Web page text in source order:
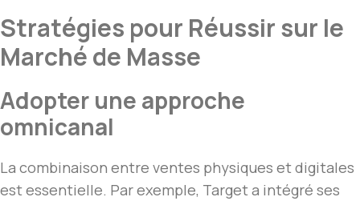
Stratégies pour Réussir sur le
Marché de Masse
Adopter une approche
omnicanal
La combinaison entre ventes physiques et digitales
est essentielle. Par exemple, Target a intégré ses